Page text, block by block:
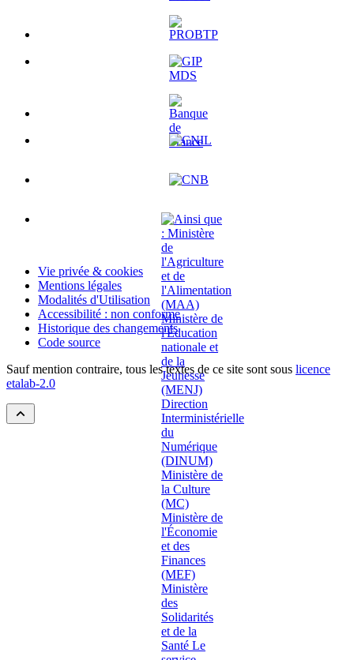
Vie privée & cookies
Mentions légales
Modalités d'Utilisation
Accessibilité : non conforme
Historique des changements
Code source
Sauf mention contraire, tous les textes de ce site sont sous licence
etalab-2.0